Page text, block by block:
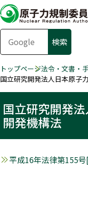
トップページ法令・文書・
国立研究開発法人日本原子
国立研究開発
開発機構法
平成16年法律第155